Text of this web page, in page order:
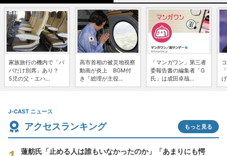
家族旅行の機内で「パ
パだけ別席」あり？
5児の父・エハ...
高市首相の被災地視察
動画が炎上 BGM付
き「総理が主役...
「マンガワン」第三者
委報告書の編集者「G
氏」は成田卓哉...
J-CAST ニュース
アクセスランキング もっと見る
蓮舫氏「止める人は誰もいなかったのか」「あまりにも愕